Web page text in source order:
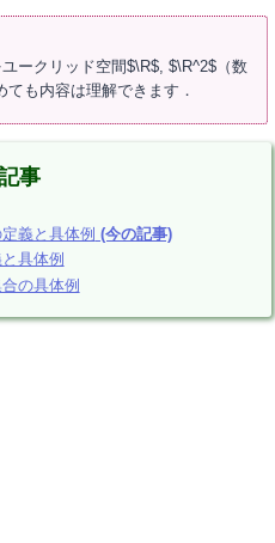
ークリッド空間$\R$, $\R^2$（数
も内容は理解できます．
事
義と具体例 (今の記事)
具体例
の具体例